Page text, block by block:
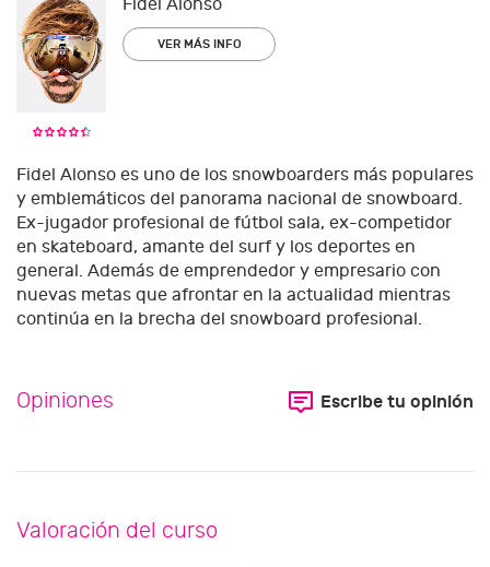
Fidel Alonso
VER MÁS INFO
Fidel Alonso es uno de los snowboarders más populares
y emblemáticos del panorama nacional de snowboard.
Ex-jugador profesional de fútbol sala, ex-competidor
en skateboard, amante del surf y los deportes en
general. Además de emprendedor y empresario con
nuevas metas que afrontar en la actualidad mientras
continúa en la brecha del snowboard profesional.
Opiniones Escribe tu opinión
Valoración del curso